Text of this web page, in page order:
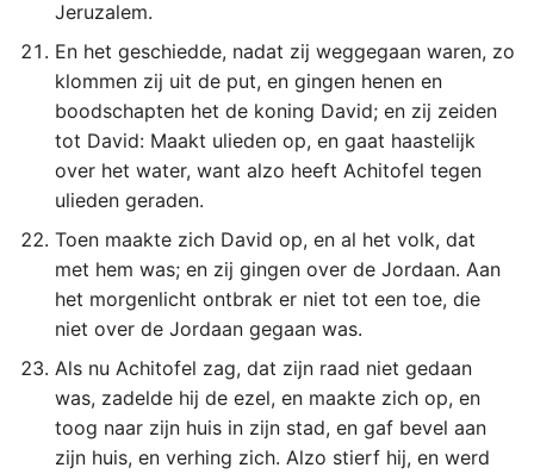
Jeruzalem.
En het geschiedde, nadat zij weggegaan waren, zo
klommen zij uit de put, en gingen henen en
boodschapten het de koning David; en zij zeiden
tot David: Maakt ulieden op, en gaat haastelijk
over het water, want alzo heeft Achitofel tegen
ulieden geraden.
Toen maakte zich David op, en al het volk, dat
met hem was; en zij gingen over de Jordaan. Aan
het morgenlicht ontbrak er niet tot een toe, die
niet over de Jordaan gegaan was.
Als nu Achitofel zag, dat zijn raad niet gedaan
was, zadelde hij de ezel, en maakte zich op, en
toog naar zijn huis in zijn stad, en gaf bevel aan
zijn huis, en verhing zich. Alzo stierf hij, en werd